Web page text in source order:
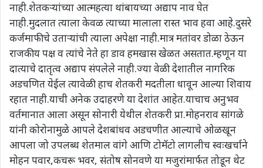
नाही.शेतकऱ्यांच्या आत्महत्या थांबायच्या अद्याप नाव घेत
नाही.मुदलात त्याला केवळ त्याच्या मालाला रास्त भाव हवा आहे.दुसरे
कर्जमाफीचे उताऱ्यांची त्याला अपेक्षा नाही.मात्र मतांवर डोळा ठेऊन
राजकीय पक्ष व त्यांचे नेते हा डाव हमखास खेळत असतात.म्हणून या
दात्याचे दातृत्व अद्याप संपलेले नाही.ज्या वेळी देशातील नागरिक
अडचणित येईल त्यावेळी हाच शेतकरी मदतीला धावून आल्या शिवाय
रहात नाही.याची अनेक उदाहरणे या देशांत आहेत.याचाच अनुभव
वर्तमानात आला असून सोनारी येथील शेतकरी प्रा.मोहनराव सांगळे
यांनी कोरोनामुळे आपले देशबांधव अडचणीत आल्याचे ओळखून
आपला जो उपलब्ध शेतमाल वांगे आणि टोमॅटो लागलीच स्वःखर्चाने
मोहन पवार,कचरू भवर, संतोष सोनवणे या मजुरांमार्फत तोडून थेट